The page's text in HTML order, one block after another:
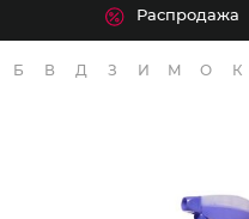
Распродажа
Б В Д З И М О К